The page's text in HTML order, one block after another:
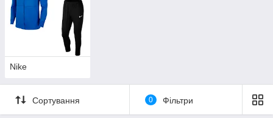
Nike
Сортування 0 Фільтри